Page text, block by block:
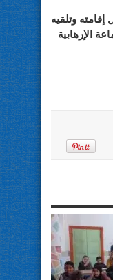
إقامته وتلقيه
الإرهابية